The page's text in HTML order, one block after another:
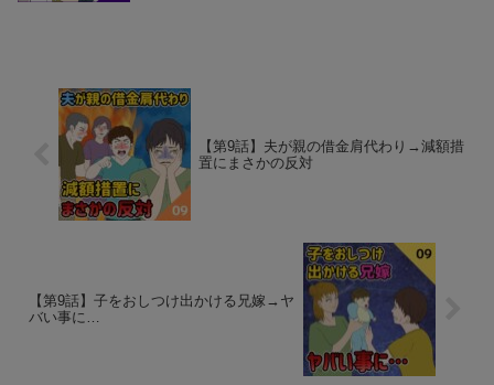
【第9話】夫が親の借金肩代わり→減額措
置にまさかの反対
【第9話】子をおしつけ出かける兄嫁→ヤ
バい事に…